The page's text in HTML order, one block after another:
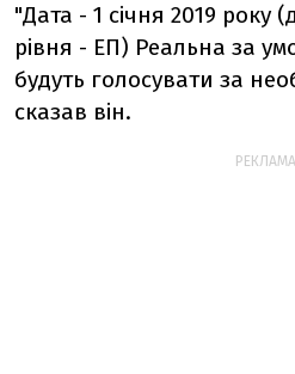
"Дата - 1 січня 2019 року
рівня - ЕП) Реальна за
будуть голосувати за
сказав він.